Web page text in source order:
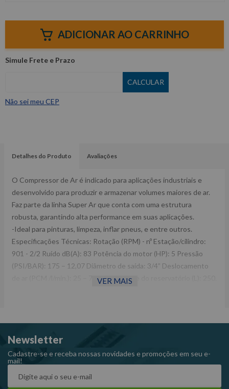
ADICIONAR AO CARRINHO
Não sei meu CEP
Detalhes do Produto Avaliações
O Compressor de Ar é indicado para aplicações industriais e
desenvolvido para produzir e armazenar volumes maiores de ar.
Faz parte da linha Super Ar que conta com uma estrutura
robusta, garantindo alta performance em suas aplicações.
-Ideal para pinturas, limpeza, inflar pneus, e entre outros.
Especificações Técnicas: Rotação (RPM) - nº Estação/cilindro:
901 - 2/2 Ruído dB(A): 83 Potência do motor (HP): 5 Pressão
(PSI/BAR): 175 – 12,07 Diâmetro de saída: 3/4” Deslocamento
de ar (PCM /l/min.): 25 – 708 Capacidade do reservatório (L): 250.
responsabilidade do Fabricante/Fornecedor.
VER MAIS
Newsletter
Cadastre-se e receba nossas novidades e promoções em seu e-
mail!